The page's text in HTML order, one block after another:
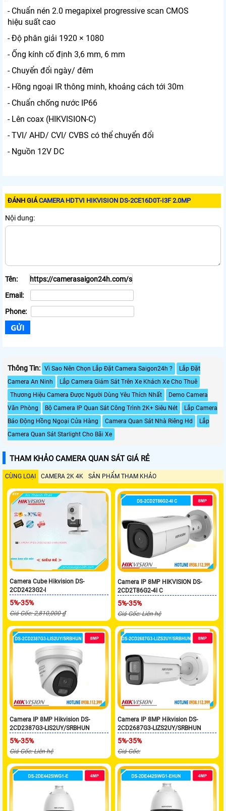
- Chuẩn nén 2.0 megapixel progressive scan CMOS
hiệu suất cao
- Độ phân giải 1920 × 1080
- Ống kính cố định 3,6 mm, 6 mm
- Chuyển đổi ngày/ đêm
- Hồng ngoại IR thông minh, khoảng cách tới 30m
- Chuẩn chống nước IP66
- Lên coax (HIKVISION-C)
- TVI/ AHD/ CVI/ CVBS có thể chuyển đổi
- Nguồn 12V DC
ĐÁNH GIÁCAMERA HDTVI HIKVISION DS-2CE16D0T-I3F 2.0MP
Nội dung:
Tên:
Email:
Phone:
Thông Tin: Vì Sao Nên Chọn Lắp Đặt Camera Saigon24h ?
Lắp Đặt
Camera An Ninh
Lắp Camera Giám Sát Trên Xe Khách Xe Cho Thuê
Thương Hiệu Camera Được Người Dùng Yêu Thích Nhất
Demo Camera
Văn Phòng
Bộ Camera IP Quan Sát Công Trình 2K+ Siêu Nét
Lắp Camera
Báo Động Hồng Ngoại Cửa Hàng
Camera Quan Sát Nhà Riêng Hd
Lắp
Camera Quan Sát Starlight Cho Bãi Xe
THAM KHẢO CAMERA QUAN SÁT GIÁ RẺ
CÙNG LOẠI CAMERA 2K 4K SẢN PHẨM THAM KHẢO
Camera Cube Hikvision DS-
2CD2423G2-I
5%-35%
Giá Gốc: 2,810,000 ₫
Camera IP 8MP HIKVISION DS-
2CD2T86G2-4I C
5%-35%
Giá Gốc: Liên hệ
Camera IP 8MP Hikvision DS-
2CD2387G3-LIS2UY/SRBHUN
5%-35%
Giá Gốc: Liên hệ
Camera IP 8MP Hikvision DS-
2CD2687G3-LIZS2UY/SRBHUN
5%-35%
Giá Gốc: